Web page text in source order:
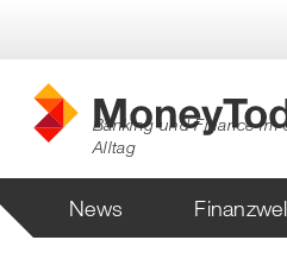
Banking und Finance im
Alltag
News